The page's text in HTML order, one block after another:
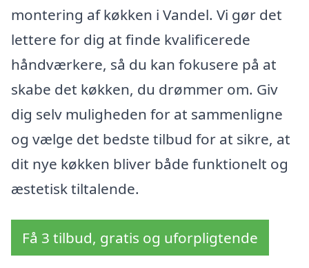
montering af køkken i Vandel. Vi gør det
lettere for dig at finde kvalificerede
håndværkere, så du kan fokusere på at
skabe det køkken, du drømmer om. Giv
dig selv muligheden for at sammenligne
og vælge det bedste tilbud for at sikre, at
dit nye køkken bliver både funktionelt og
æstetisk tiltalende.
Få 3 tilbud, gratis og uforpligtende